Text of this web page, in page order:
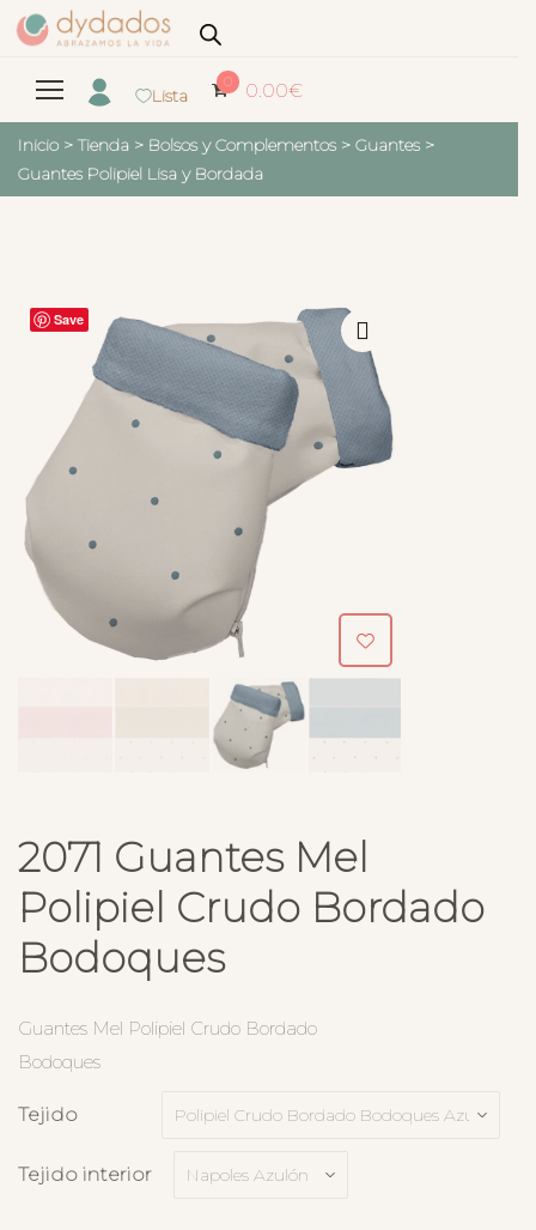
Lista
0 0.00€
Inicio > Tienda > Bolsos y Complementos > Guantes >
Guantes Polipiel Lisa y Bordada
Save
2071 Guantes Mel
Polipiel Crudo Bordado
Bodoques
Guantes Mel Polipiel Crudo Bordado
Bodoques
Tejido
Tejido interior